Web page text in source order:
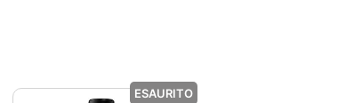
ESAURITO